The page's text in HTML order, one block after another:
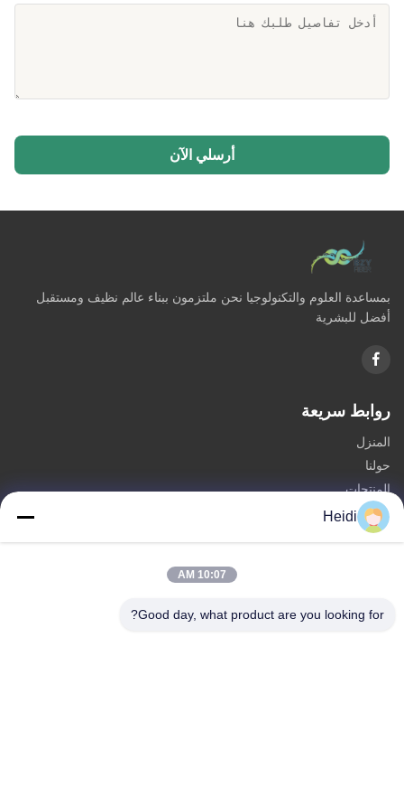
أرسلي الآن
بمساعدة العلوم والتكنولوجيا نحن ملتزمون ببناء عالم نظيف ومستقبل
أفضل للبشرية
روابط سريعة
المنزل
حولنا
المنتجات
اتصل بنا
البوليستر الألياف الغذائية الأساسية
ألياف بوليستر مقاومة للحريق
Heidi
10:07 AM
Good day, what product are you looking for?